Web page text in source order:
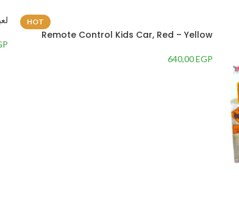
HOT
Remote Control Kids Car, Red – Yellow
640,00EGP